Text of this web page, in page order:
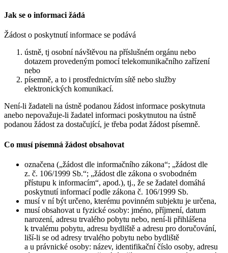
Jak se o informaci žádá
Žádost o poskytnutí informace se podává
ústně, tj osobní návštěvou na příslušném orgánu nebo
dotazem provedeným pomocí telekomunikačního zařízení
nebo
písemně, a to i prostřednictvím sítě nebo služby
elektronických komunikací.
Není-li žadateli na ústně podanou žádost informace poskytnuta
anebo nepovažuje-li žadatel informaci poskytnutou na ústně
podanou žádost za dostačující, je třeba podat žádost písemně.
Co musí písemná žádost obsahovat
označena („žádost dle informačního zákona“; „žádost dle
z. č. 106/1999 Sb.“; „žádost dle zákona o svobodném
přístupu k informacím“, apod.), tj., že se žadatel domáhá
poskytnutí informací podle zákona č. 106/1999 Sb.
musí v ní být určeno, kterému povinném subjektu je určena,
musí obsahovat u fyzické osoby: jméno, příjmení, datum
narození, adresu trvalého pobytu nebo, není-li přihlášena
k trvalému pobytu, adresu bydliště a adresu pro doručování,
liší-li se od adresy trvalého pobytu nebo bydliště
a u právnické osoby: název, identifikační číslo osoby, adresu